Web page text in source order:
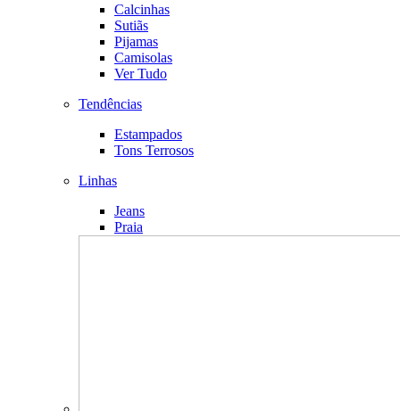
Calcinhas
Sutiãs
Pijamas
Camisolas
Ver Tudo
Tendências
Estampados
Tons Terrosos
Linhas
Jeans
Praia